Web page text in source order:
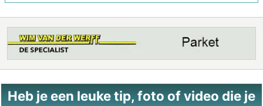
Heb je een leuke tip, foto of video die je